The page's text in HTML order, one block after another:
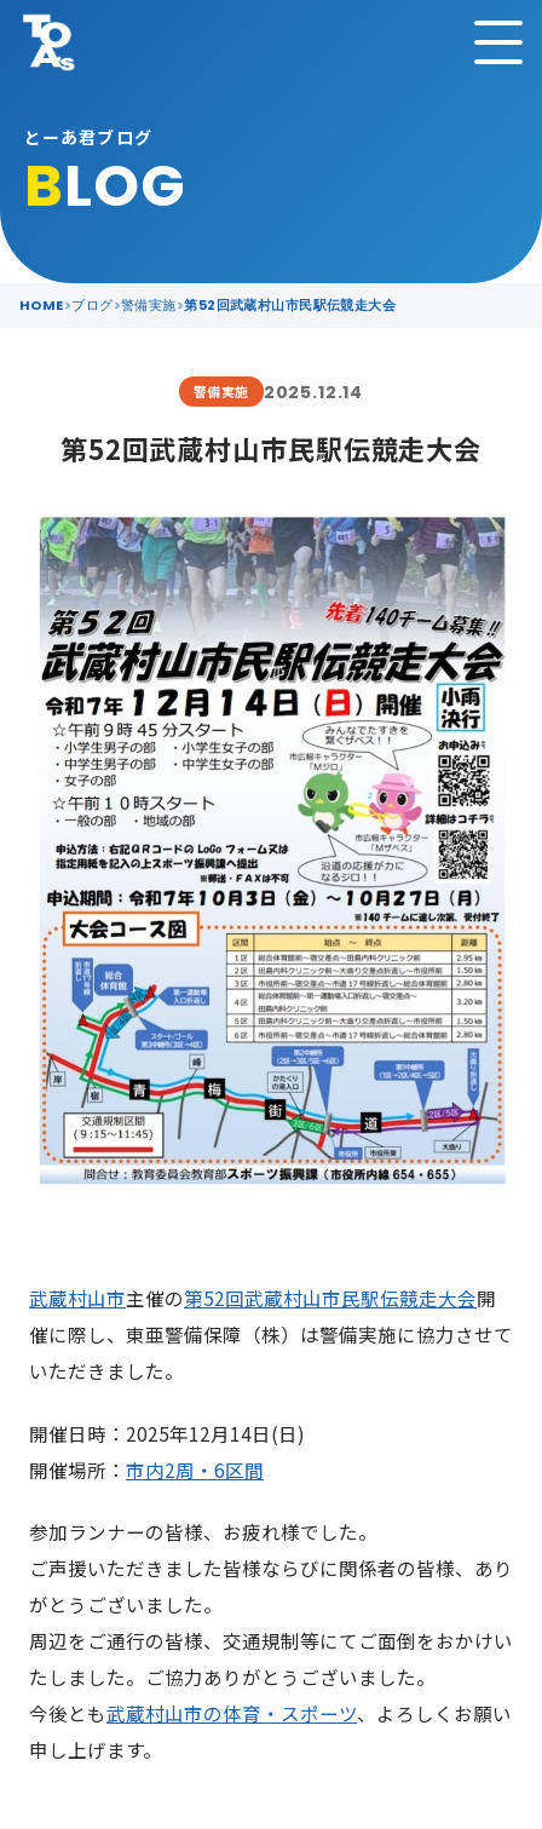
とーあ君ブログ
BLOG
HOME ブログ 警備実施 第52回武蔵村山市民駅伝競走大会
警備実施 2025.12.14
第52回武蔵村山市民駅伝競走大会
武蔵村山市主催の第52回武蔵村山市民駅伝競走大会開
催に際し、東亜警備保障（株）は警備実施に協力させて
いただきました。
開催日時：2025年12月14日(日)
開催場所： 市内2周・6区間
参加ランナーの皆様、お疲れ様でした。
ご声援いただきました皆様ならびに関係者の皆様、あり
がとうございました。
周辺をご通行の皆様、交通規制等にてご面倒をおかけい
たしました。ご協力ありがとうございました。
今後とも武蔵村山市の体育・スポーツ、よろしくお願い
申し上げます。